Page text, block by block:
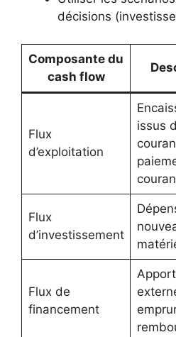
décisions
Composante du
cash flow
Flux
d’exploitation
issus
Flux
d’investissement
Flux de
financement